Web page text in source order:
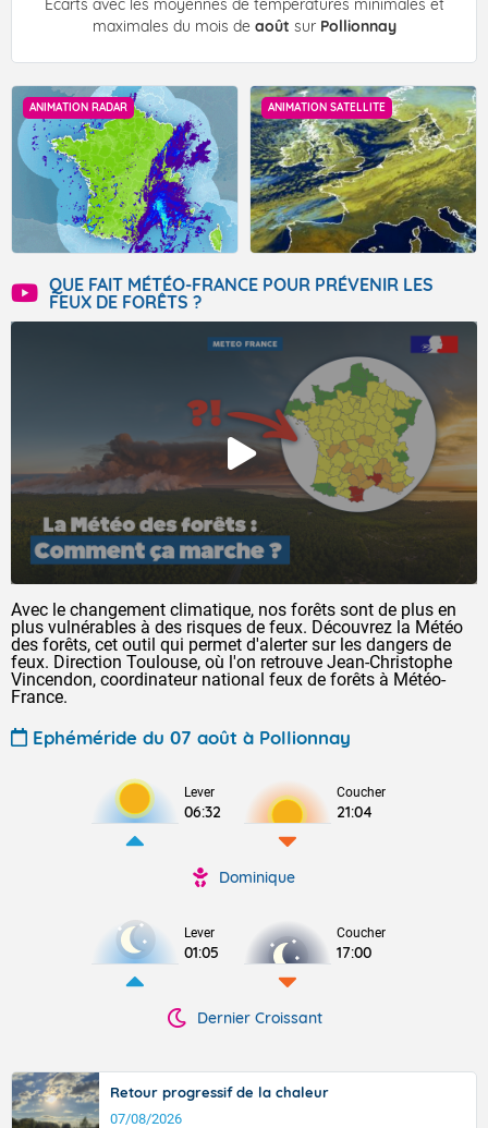
Écarts avec les moyennes de températures minimales et
maximales du mois de août sur Pollionnay
ANIMATION RADAR ANIMATION SATELLITE
QUE FAIT MÉTÉO-FRANCE POUR PRÉVENIR LES
FEUX DE FORÊTS ?
Avec le changement climatique, nos forêts sont de plus en
plus vulnérables à des risques de feux. Découvrez la Météo
des forêts, cet outil qui permet d'alerter sur les dangers de
feux. Direction Toulouse, où l'on retrouve Jean-Christophe
Vincendon, coordinateur national feux de forêts à Météo-
France.
Ephéméride du 07 août à Pollionnay
Lever
06:32
Coucher
21:04
Dominique
Lever
01:05
Coucher
17:00
Dernier Croissant
Retour progressif de la chaleur
07/08/2026